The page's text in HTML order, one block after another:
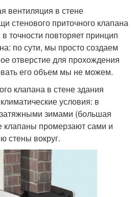
вентиляция в стене
стенового приточного клапана
точности повторяет принцип
по сути, мы просто создаем
отверстие для прохождения
его объем мы не можем.
клапана в стене здания
условия: в
зимами (большая
клапаны промерзают сами и
стены вокруг.